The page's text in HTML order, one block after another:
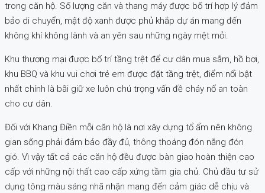
trong căn hộ. Số lượng căn và thang máy được bố trí hợp lý đảm
bảo di chuyển, mật độ xanh được phủ khắp dự án mang đến
không khí không lành và an yên sau những ngày mệt mỏi.
Khu thương mại được bố trí tầng trệt để cư dân mua sắm, hồ bơi,
khu BBQ và khu vui chơi trẻ em được đặt tầng trệt, điểm nổi bật
nhất chính là bãi giữ xe luôn chú trọng vấn đề cháy nổ an toàn
cho cư dân.
Đối với Khang Điền mỗi căn hộ là nơi xây dựng tổ ẩm nên không
gian sống phải đảm bảo đầy đủ, thông thoáng đón nắng đón
gió. Vì vậy tất cả các căn hộ đều được bàn giao hoàn thiện cao
cấp với những nội thất cao cấp xứng tầm gia chủ. Chủ đầu tư sử
dụng tông màu sáng nhã nhặn mang đến cảm giác dễ chịu và